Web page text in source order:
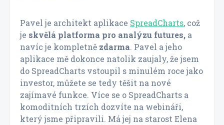
Pavel je architekt aplikace SpreadCharts, což
je skvělá platforma pro analýzu futures, a
navíc je kompletně zdarma. Pavel a jeho
aplikace mě dokonce natolik zaujaly, že jsem
do SpreadCharts vstoupil s minulém roce jako
investor, můžete se tedy těšit na nové
zajímavé funkce. Více se o SpreadCharts a
komoditních trzích dozvíte na webináři,
který jsme připravili. Má jej na starost Elena